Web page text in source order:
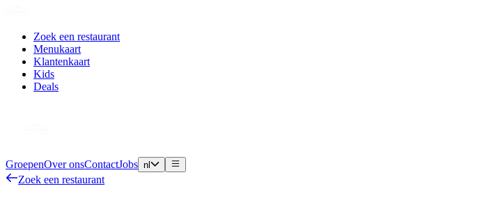
Zoek een restaurant
Menukaart
Klantenkaart
Kids
Deals
GroepenOver onsContactJobs nl
Zoek een restaurant